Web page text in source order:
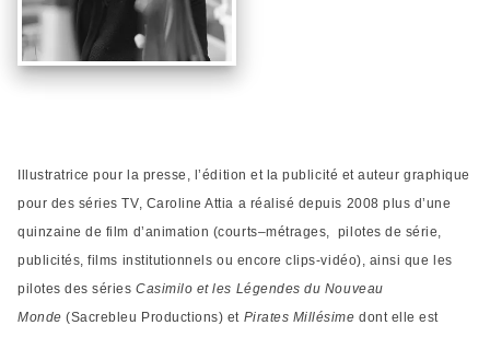
Illustratrice pour la presse, l’édition et la publicité et auteur graphique
pour des séries TV, Caroline Attia a réalisé depuis 2008 plus d’une
quinzaine de film d’animation (courts–métrages, pilotes de série,
publicités, films institutionnels ou encore clips-vidéo), ainsi que les
pilotes des sériesCasimilo et les Légendes du Nouveau
Monde (Sacrebleu Productions) et Pirates Millésime dont elle est